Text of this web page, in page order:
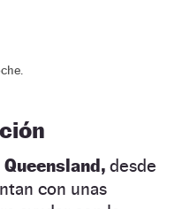
Queensland, desde
con unas